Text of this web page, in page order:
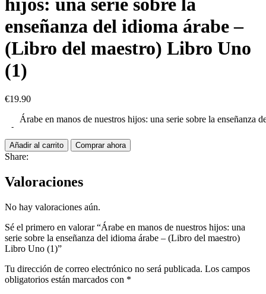
enseñanza del idioma árabe –
(Libro del maestro) Libro Uno
(1)
€19.90
Árabe en manos de nuestros hijos: una serie sobre la
Añadir al carrito Comprar ahora
Share:
Valoraciones
No hay valoraciones aún.
Sé el primero en valorar “Árabe en manos de nuestros hijos: una
serie sobre la enseñanza del idioma árabe – (Libro del maestro)
Libro Uno (1)”
Tu dirección de correo electrónico no será publicada. Los campos
obligatorios están marcados con *